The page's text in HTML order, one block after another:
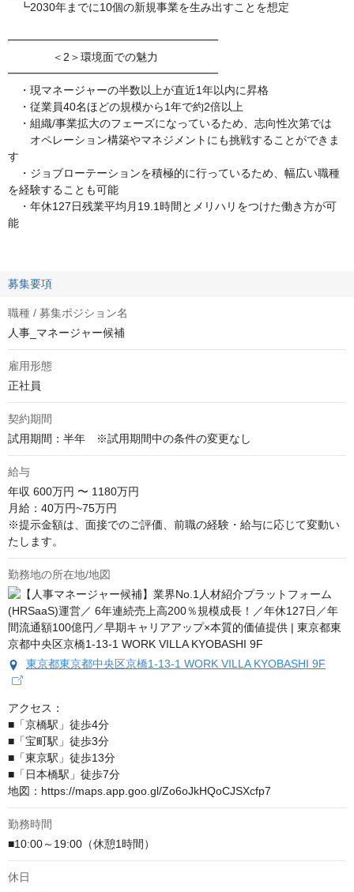
┗2030年までに10個の新規事業を生み出すことを想定
━━━━━━━━━━━━━━━━━━━
＜2＞環境面での魅力
━━━━━━━━━━━━━━━━━━━
・現マネージャーの半数以上が直近1年以内に昇格
・従業員40名ほどの規模から1年で約2倍以上
・組織/事業拡大のフェーズになっているため、志向性次第では
オペレーション構築やマネジメントにも挑戦することができま
す
・ジョブローテーションを積極的に行っているため、幅広い職種
を経験することも可能
・年休127日残業平均月19.1時間とメリハリをつけた働き方が可
能
募集要項
職種 / 募集ポジション名
人事_マネージャー候補
雇用形態
正社員
契約期間
試用期間：半年　※試用期間中の条件の変更なし
給与
年収 600万円 〜 1180万円
月給：40万円~75万円
※提示金額は、面接でのご評価、前職の経験・給与に応じて変動い
たします。
勤務地の所在地/地図
東京都東京都中央区京橋1-13-1 WORK VILLA KYOBASHI 9F
アクセス：
■「京橋駅」徒歩4分
■「宝町駅」徒歩3分
■「東京駅」徒歩13分
■「日本橋駅」徒歩7分
地図：https://maps.app.goo.gl/Zo6oJkHQoCJSXcfp7
勤務時間
■10:00～19:00（休憩1時間）
休日